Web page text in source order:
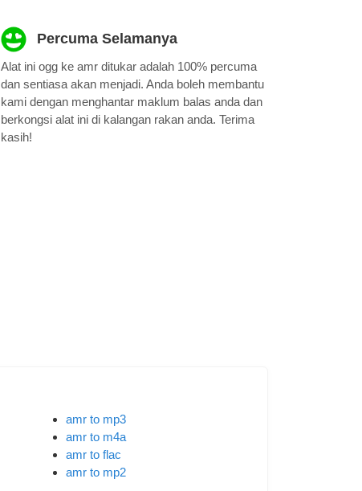
Percuma Selamanya
Alat ini ogg ke amr ditukar adalah 100% percuma
dan sentiasa akan menjadi. Anda boleh membantu
kami dengan menghantar maklum balas anda dan
berkongsi alat ini di kalangan rakan anda. Terima
kasih!
amr to mp3
amr to m4a
amr to flac
amr to mp2